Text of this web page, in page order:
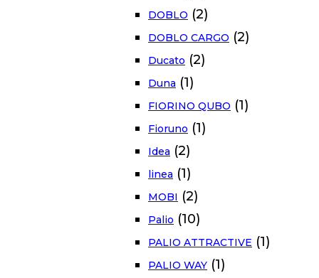
DOBLO (2)
DOBLO CARGO (2)
Ducato (2)
Duna (1)
FIORINO QUBO (1)
Fioruno (1)
Idea (2)
linea (1)
MOBI (2)
Palio (10)
PALIO ATTRACTIVE (1)
PALIO WAY (1)